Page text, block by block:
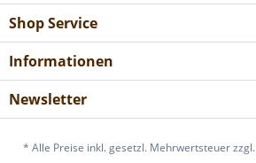
Shop Service
Informationen
Newsletter
* Alle Preise inkl. gesetzl. Mehrwertsteuer zzgl.